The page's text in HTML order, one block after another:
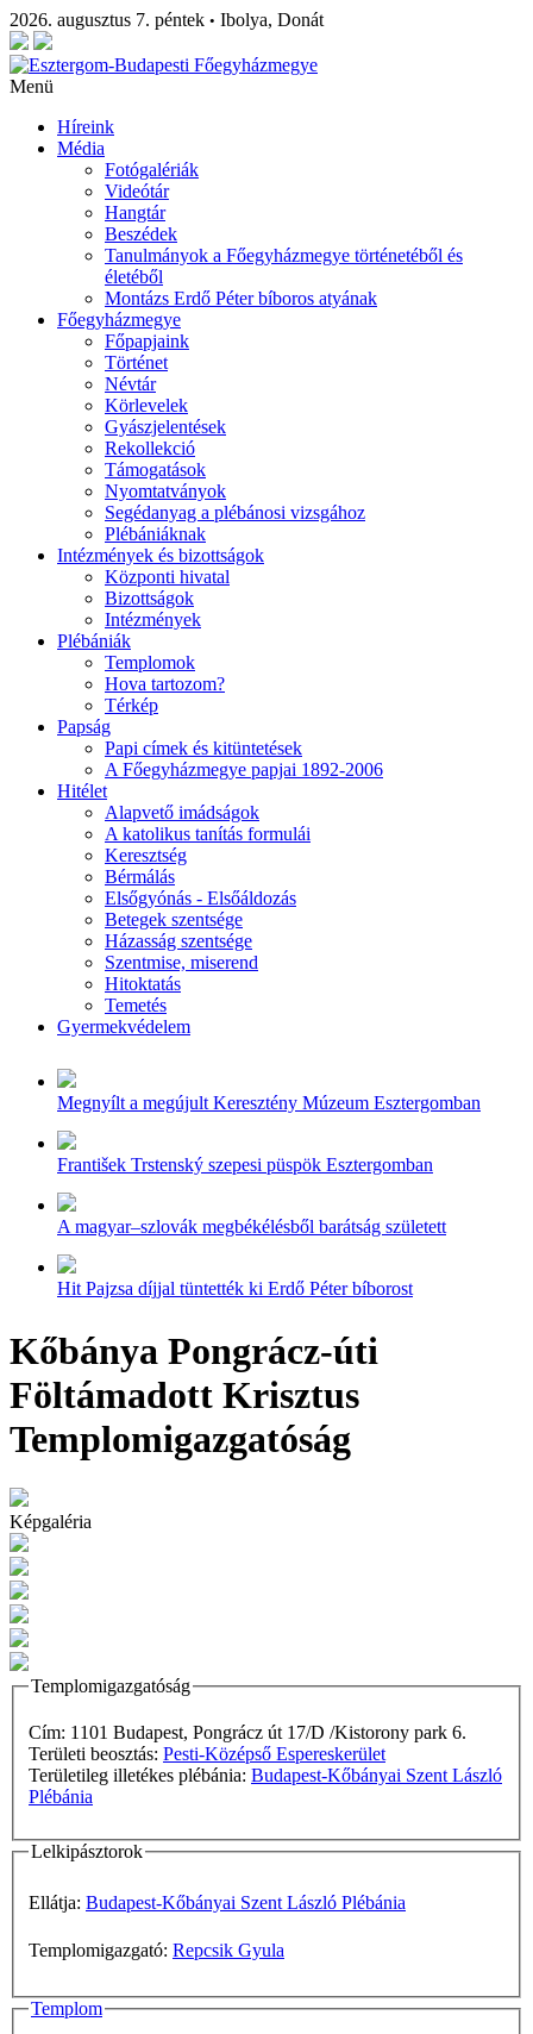
2026. augusztus 7. péntek • Ibolya, Donát
Menü
Híreink
Média
Fotógalériák
Videótár
Hangtár
Beszédek
Tanulmányok a Főegyházmegye történetéből és
életéből
Montázs Erdő Péter bíboros atyának
Főegyházmegye
Főpapjaink
Történet
Névtár
Körlevelek
Gyászjelentések
Rekollekció
Támogatások
Nyomtatványok
Segédanyag a plébánosi vizsgához
Plébániáknak
Intézmények és bizottságok
Központi hivatal
Bizottságok
Intézmények
Plébániák
Templomok
Hova tartozom?
Térkép
Papság
Papi címek és kitüntetések
A Főegyházmegye papjai 1892-2006
Hitélet
Alapvető imádságok
A katolikus tanítás formulái
Keresztség
Bérmálás
Elsőgyónás - Elsőáldozás
Betegek szentsége
Házasság szentsége
Szentmise, miserend
Hitoktatás
Temetés
Gyermekvédelem
Megnyílt a megújult Keresztény Múzeum Esztergomban
František Trstenský szepesi püspök Esztergomban
A magyar–szlovák megbékélésből barátság született
Hit Pajzsa díjjal tüntették ki Erdő Péter bíborost
Kőbánya Pongrácz-úti
Föltámadott Krisztus
Templomigazgatóság
Képgaléria
Templomigazgatóság
Cím: 1101 Budapest, Pongrácz út 17/D /Kistorony park 6.
Területi beosztás: Pesti-Középső Espereskerület
Területileg illetékes plébánia: Budapest-Kőbányai Szent László
Plébánia
Lelkipásztorok
Ellátja: Budapest-Kőbányai Szent László Plébánia
Templomigazgató: Repcsik Gyula
Templom